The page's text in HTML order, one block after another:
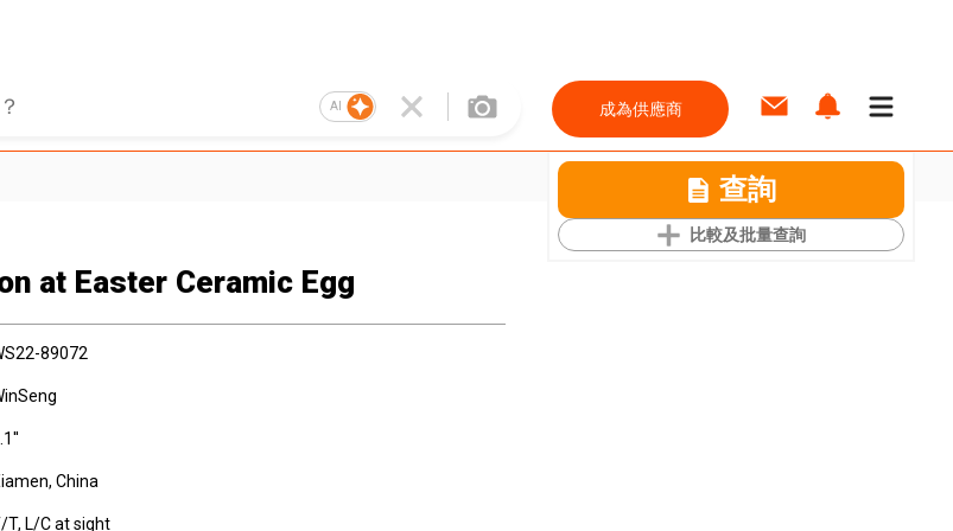
AI 成為供應商
查詢
比較及批量查詢
at Easter Ceramic Egg
89072
China
T, L/C at sight